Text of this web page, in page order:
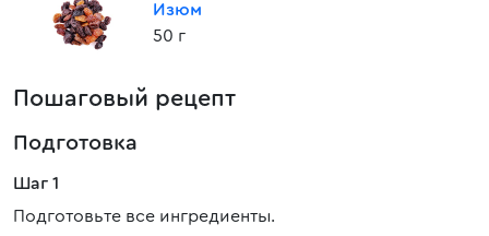
Изюм
50 г
Пошаговый рецепт
Подготовка
Шаг 1
Подготовьте все ингредиенты.